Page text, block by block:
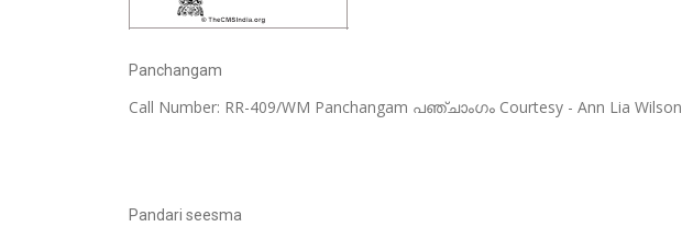
Panchangam
Call Number: RR-409/WM Panchangam പഞ്ചാംഗം Courtesy - Ann Lia Wilson
Pandari seesma